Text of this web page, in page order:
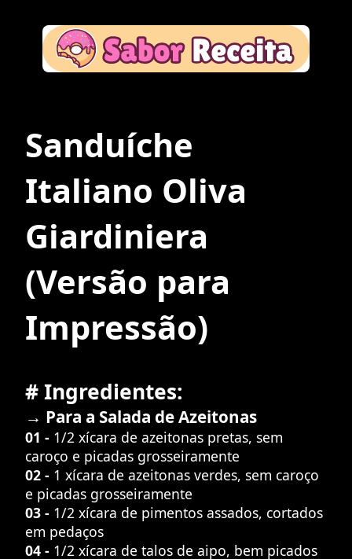
Sanduíche
Italiano Oliva
Giardiniera
(Versão para
Impressão)
# Ingredientes:
→ Para a Salada de Azeitonas
01 - 1/2 xícara de azeitonas pretas, sem
caroço e picadas grosseiramente
02 - 1 xícara de azeitonas verdes, sem caroço
e picadas grosseiramente
03 - 1/2 xícara de pimentos assados, cortados
em pedaços
04 - 1/2 xícara de talos de aipo, bem picados